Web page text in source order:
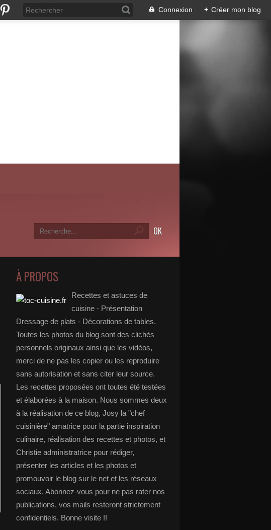
Connexion + Créer mon blog
À PROPOS
Recettes et astuces de
cuisine - Présentation
Dressage de plats - Décorations de tables.
Toutes les photos du blog sont des clichés
personnels originaux ainsi que les vidéos,
merci de ne pas les copier ou les reproduire
sans autorisation et sans citer leur source.
Les recettes proposées ont toutes été testées
et élaborées à la maison. Nous sommes deux
à la réalisation de ce blog, Josy la "chef
cuisinière" amatrice pour la partie inspiration
culinaire, réalisation des recettes et photos, et
Christie administratrice pour rédiger,
présenter les articles et les photos et
promouvoir le blog sur le net et les réseaux
sociaux. Abonnez-vous pour ne pas rater nos
publications, vos mails resteront strictement
confidentiels. Bonne visite !!